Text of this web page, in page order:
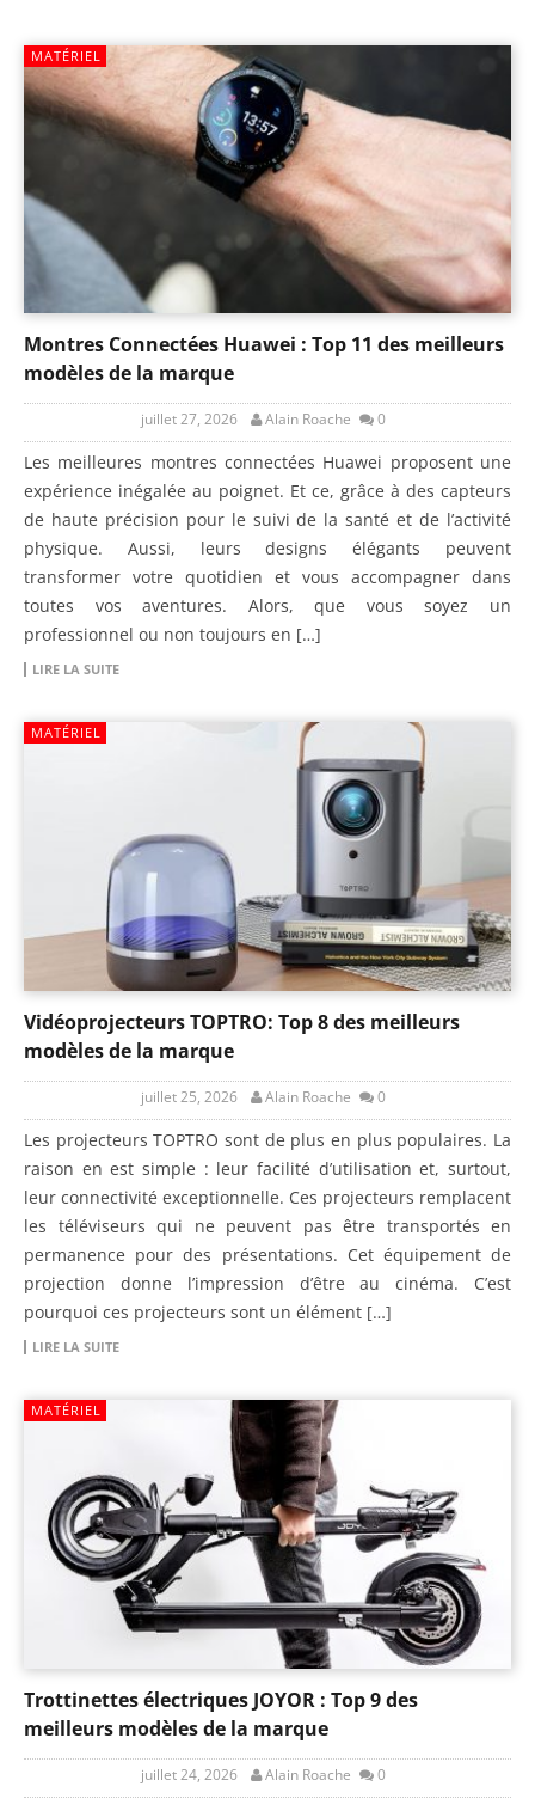
MATÉRIEL
Montres Connectées Huawei : Top 11 des meilleurs
modèles de la marque
juillet 27, 2026 Alain Roache 0
Les meilleures montres connectées Huawei proposent une
expérience inégalée au poignet. Et ce, grâce à des capteurs
de haute précision pour le suivi de la santé et de l’activité
physique. Aussi, leurs designs élégants peuvent
transformer votre quotidien et vous accompagner dans
toutes vos aventures. Alors, que vous soyez un
professionnel ou non toujours en […]
LIRE LA SUITE
MATÉRIEL
Vidéoprojecteurs TOPTRO: Top 8 des meilleurs
modèles de la marque
juillet 25, 2026 Alain Roache 0
Les projecteurs TOPTRO sont de plus en plus populaires. La
raison en est simple : leur facilité d’utilisation et, surtout,
leur connectivité exceptionnelle. Ces projecteurs remplacent
les téléviseurs qui ne peuvent pas être transportés en
permanence pour des présentations. Cet équipement de
projection donne l’impression d’être au cinéma. C’est
pourquoi ces projecteurs sont un élément […]
LIRE LA SUITE
MATÉRIEL
Trottinettes électriques JOYOR : Top 9 des
meilleurs modèles de la marque
juillet 24, 2026 Alain Roache 0